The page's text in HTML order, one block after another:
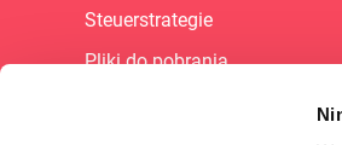
Steuerstrategie
Pliki do pobrania